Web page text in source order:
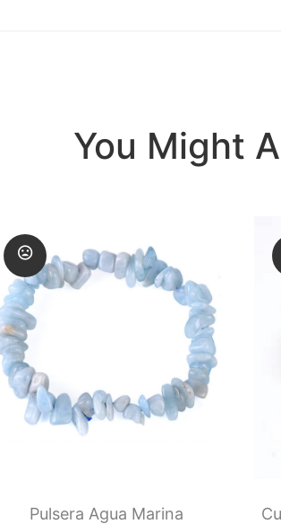
You Might
Pulsera Agua Marina